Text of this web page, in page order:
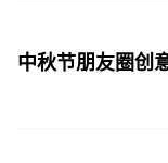
中秋节朋友圈创